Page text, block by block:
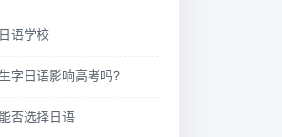
语学校
字日语影响高考吗?
否选择日语